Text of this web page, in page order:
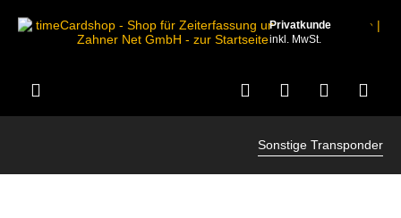
Privatkunde
inkl. MwSt.
Sonstige Transponder